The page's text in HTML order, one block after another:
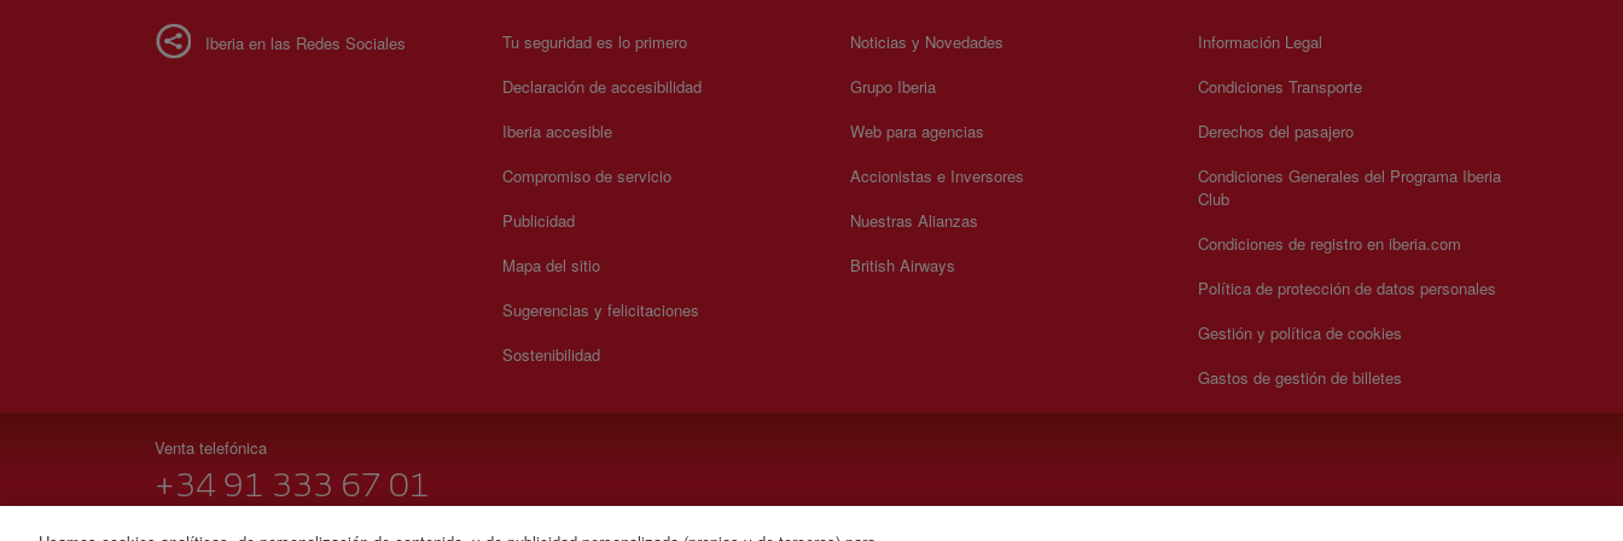
Iberia en las Redes Sociales
Tu seguridad es lo primero
Declaración de accesibilidad
Iberia accesible
Compromiso de servicio
Publicidad
Mapa del sitio
Sugerencias y felicitaciones
Sostenibilidad
Noticias y Novedades
Grupo Iberia
Web para agencias
Accionistas e Inversores
Nuestras Alianzas
British Airways
Información Legal
Condiciones Transporte
Derechos del pasajero
Condiciones Generales del Programa Iberia
Club
Condiciones de registro en iberia.com
Política de protección de datos personales
Gestión y política de cookies
Gastos de gestión de billetes
Venta telefónica
+34 91 333 67 01